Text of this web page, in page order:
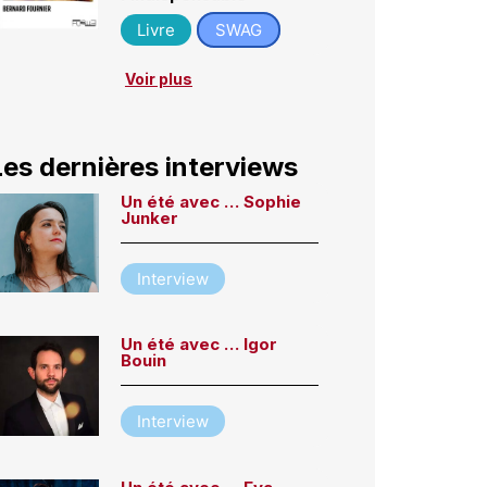
Livre
SWAG
Voir plus
dernières interviews
Un été avec … Sophie
Junker
Interview
Un été avec … Igor
Bouin
Interview